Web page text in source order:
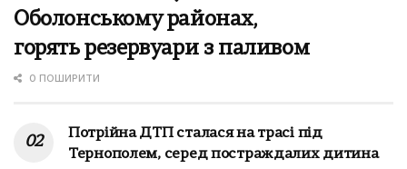
Оболонському районах,
горять резервуари з паливом
0 ПОШИРИТИ
Потрійна ДТП сталася на трасі під
Тернополем, серед постраждалих дитина